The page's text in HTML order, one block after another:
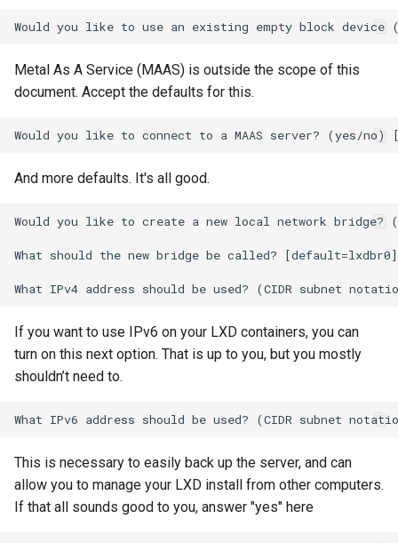
Metal As A Service (MAAS) is outside the scope of this
document. Accept the defaults for this.
And more defaults. It's all good.
Would you like to create a new local network
What should the new bridge be called?
If you want to use IPv6 on your LXD containers, you can
turn on this next option. That is up to you, but you mostly
shouldn’t need to.
This is necessary to easily back up the server, and can
allow you to manage your LXD install from other computers.
If that all sounds good to you, answer "yes" here